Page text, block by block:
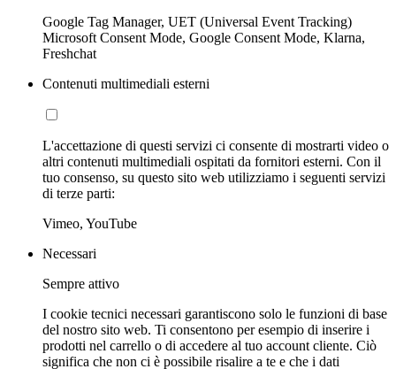
Google Tag Manager, UET (Universal Event Tracking)
Microsoft Consent Mode, Google Consent Mode, Klarna,
Freshchat
Contenuti multimediali esterni
L'accettazione di questi servizi ci consente di mostrarti video o
altri contenuti multimediali ospitati da fornitori esterni. Con il
tuo consenso, su questo sito web utilizziamo i seguenti servizi
di terze parti:
Vimeo, YouTube
Necessari
Sempre attivo
I cookie tecnici necessari garantiscono solo le funzioni di base
del nostro sito web. Ti consentono per esempio di inserire i
prodotti nel carrello o di accedere al tuo account cliente. Ciò
significa che non ci è possibile risalire a te e che i dati